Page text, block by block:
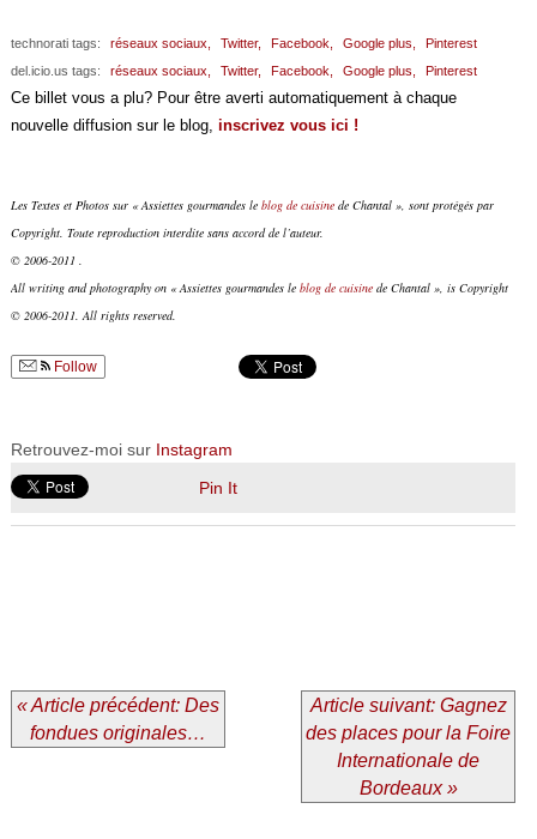
technorati tags: réseaux sociaux, Twitter, Facebook, Google plus,
Pinterest
del.icio.us tags:
réseaux sociaux, Twitter, Facebook, Google plus, Pinterest
Ce billet vous a plu? Pour être averti automatiquement à chaque
nouvelle diffusion sur le blog, inscrivez vous ici !
Les Textes et Photos sur « Assiettes gourmandes le blog de cuisinede Chantal », sont protégés par
Copyright. Toute reproduction interdite sans accord de l’auteur.
© 2006-2011 .
All writing and photography on « Assiettes gourmandes le blog de cuisinede Chantal », is Copyright
© 2006-2011. All rights reserved.
Follow
Retrouvez-moi sur Instagram
Pin It
« Article précédent: Des
fondues originales…
Article suivant: Gagnez
des places pour la Foire
Internationale de
Bordeaux »